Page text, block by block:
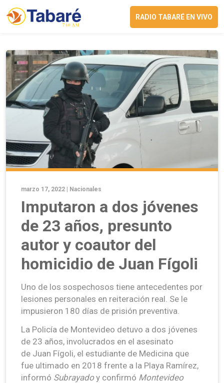
RADIO TABARÉ EN VIVO
marzo 17, 2022 | Nacionales
Imputaron a dos jóvenes
de 23 años, presunto
autor y coautor del
homicidio de Juan Fígoli
Uno de los sospechosos tiene antecedentes por
lesiones personales en reiteración real. Se le
impusieron 180 días de prisión preventiva.
La Policía de Montevideo detuvo a dos jóvenes
de 23 años, involucrados en el asesinato
de Juan Fígoli, el estudiante de Medicina que
fue ultimado en 2018 frente a la Playa Ramírez,
informó Subrayadoy confirmó Montevideo